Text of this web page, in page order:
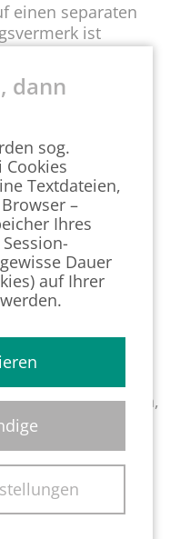
einen separaten
ist
„hinreichender
eine
eingesetzten
Die
sich an die
Verordnung
bereits
kann
der
erforderlich,
eines
auf
werden.
dann
sog.
Cookies
Textdateien,
–
Ihres
Dauer
auf Ihrer